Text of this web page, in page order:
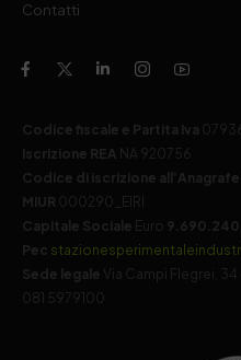
Contatti
Codice fiscale e Partita Iva
Iscrizione REA NA 920756
Codice di iscrizione
MIUR 000290_EIRI
Capitale Sociale Euro
Pec
Sede legale
Via Campi Flegrei,
081 5979100